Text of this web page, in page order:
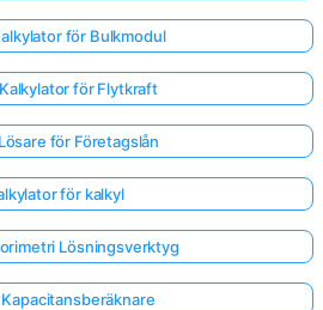
för Bulkmodul
för Flytkraft
för Företagslån
för kalkyl
Lösningsverktyg